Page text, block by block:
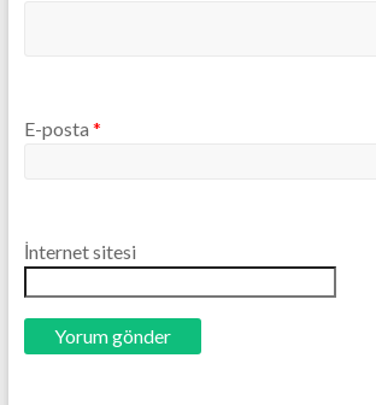
E-posta *
İnternet sitesi